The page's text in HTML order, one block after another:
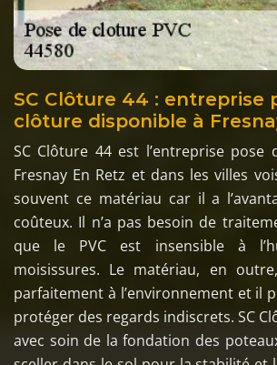
SC Clôture 44 : entreprise
clôture disponible à
SC Clôture 44 est l’entreprise pose
Fresnay En Retz et dans les villes
souvent ce matériau car il a
coûteux. Il n’a pas besoin de
que le PVC est insensible à
moisissures. Le matériau, en
parfaitement à l’environnement et il
protéger des regards indiscrets. SC
avec soin de la fondation des